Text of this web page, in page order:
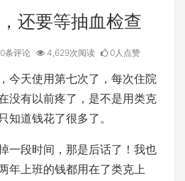
还要等抽血检查
条评论 4,629次阅读 0人点赞
今天使用第七次了，每次住院
没有以前疼了，是不是用类克
知道钱花了很多了。
一段时间，那是后话了！我也
年上班的钱都用在了类克上